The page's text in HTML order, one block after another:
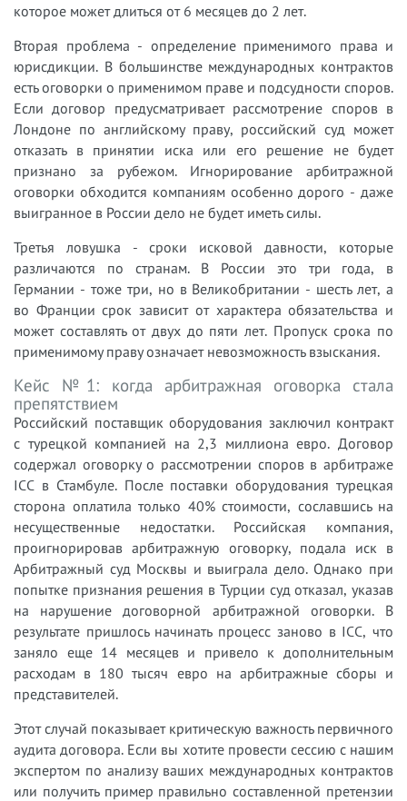
которое может длиться от 6 месяцев до 2 лет.
Вторая проблема - определение применимого права и
юрисдикции. В большинстве международных контрактов
есть оговорки о применимом праве и подсудности споров.
Если договор предусматривает рассмотрение споров в
Лондоне по английскому праву, российский суд может
отказать в принятии иска или его решение не будет
признано за рубежом. Игнорирование арбитражной
оговорки обходится компаниям особенно дорого - даже
выигранное в России дело не будет иметь силы.
Третья ловушка - сроки исковой давности, которые
различаются по странам. В России это три года, в
Германии - тоже три, но в Великобритании - шесть лет, а
во Франции срок зависит от характера обязательства и
может составлять от двух до пяти лет. Пропуск срока по
применимому праву означает невозможность взыскания.
Кейс №1: когда арбитражная оговорка стала
препятствием
Российский поставщик оборудования заключил контракт
с турецкой компанией на 2,3 миллиона евро. Договор
содержал оговорку о рассмотрении споров в арбитраже
ICC в Стамбуле. После поставки оборудования турецкая
сторона оплатила только 40% стоимости, сославшись на
несущественные недостатки. Российская компания,
проигнорировав арбитражную оговорку, подала иск в
Арбитражный суд Москвы и выиграла дело. Однако при
попытке признания решения в Турции суд отказал, указав
на нарушение договорной арбитражной оговорки. В
результате пришлось начинать процесс заново в ICC, что
заняло еще 14 месяцев и привело к дополнительным
расходам в 180 тысяч евро на арбитражные сборы и
представителей.
Этот случай показывает критическую важность первичного
аудита договора. Если вы хотите провести сессию с нашим
экспертом по анализу ваших международных контрактов
или получить пример правильно составленной претензии